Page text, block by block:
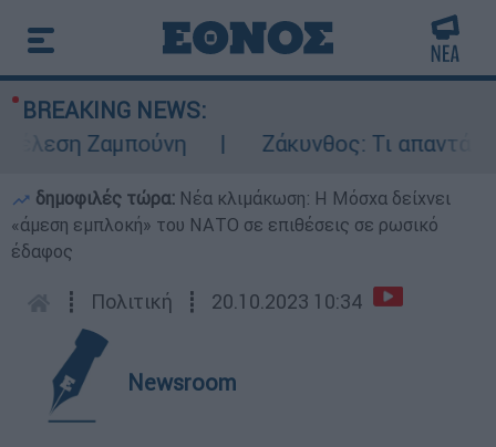
BREAKING NEWS:
Ζαμπούνη
Ζάκυνθος: Τι απαντά η
δημοφιλές τώρα: Νέα κλιμάκωση: Η Μόσχα δείχνει
«άμεση εμπλοκή» του ΝΑΤΟ σε επιθέσεις σε ρωσικό
έδαφος
┋ Πολιτική ┋ 20.10.2023 10:34
Newsroom